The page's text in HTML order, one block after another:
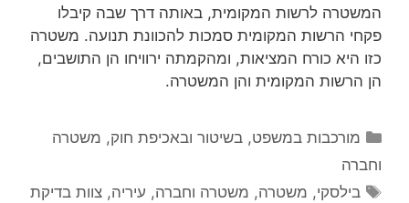
המשטרה לרשות המקומית, באותה דרך שבה קיבלו
פקחי הרשות המקומית סמכות להכוונת תנועה. משטרה
כזו היא כורח המציאות, ומהקמתה ירוויחו הן התושבים,
הן הרשות המקומית והן המשטרה.
קטגוריות
מורכבות במשפט, בשיטור ובאכיפת חוק, משטרה
וחברה
תגיות
בילסקי, משטרה, משטרה וחברה, עיריה,צוות בדיקת